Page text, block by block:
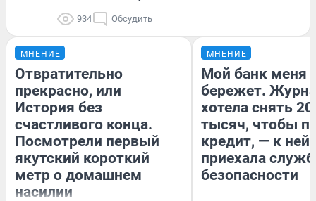
934 Обсудить
МНЕНИЕ
Отвратительно
прекрасно, или
История без
счастливого конца.
Посмотрели первый
якутский короткий
метр о домашнем
насилии
МНЕНИЕ
Мой банк меня
бережет.
хотела снять
тысяч, чтобы
кредит, — к
приехала
безопасности